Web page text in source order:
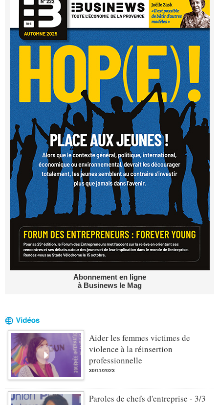
Abonnement en ligne
à Businews le Mag
Aider les femmes victimes de
violence à la réinsertion
professionnelle
30/11/2023
Paroles de chefs d'entreprise - 3/3